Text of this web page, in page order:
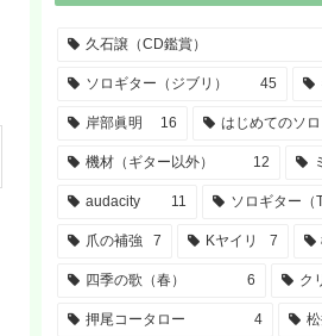
久石譲（CD鑑賞）
ソロギター（ジブリ） 45
岸部眞明 16 はじめてのソ
機材（ギター以外） 12
audacity 11 ソロギター（
爪の補強 7 Kヤイリ 7
四季の歌（春） 6 ク
押尾コータロー 4